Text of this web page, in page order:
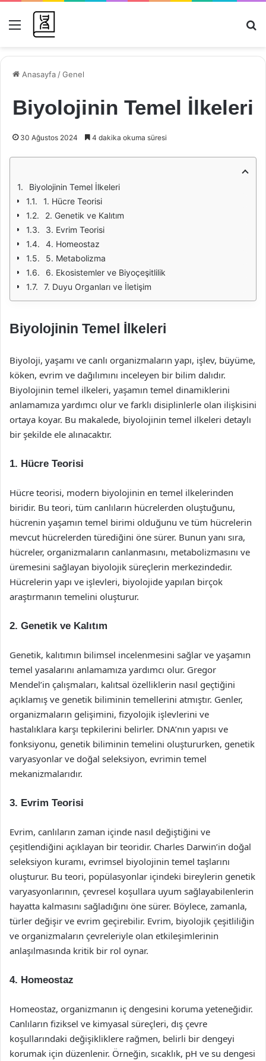
Menü
Anasayfa /Genel
Biyolojinin Temel İlkeleri
30 Ağustos 2024 4 dakika okuma süresi
Biyolojinin Temel İlkeleri
1. Hücre Teorisi
2. Genetik ve Kalıtım
3. Evrim Teorisi
4. Homeostaz
5. Metabolizma
6. Ekosistemler ve Biyoçeşitlilik
7. Duyu Organları ve İletişim
Biyolojinin Temel İlkeleri
Biyoloji, yaşamı ve canlı organizmaların yapı, işlev, büyüme,
köken, evrim ve dağılımını inceleyen bir bilim dalıdır.
Biyolojinin temel ilkeleri, yaşamın temel dinamiklerini
anlamamıza yardımcı olur ve farklı disiplinlerle olan ilişkisini
ortaya koyar. Bu makalede, biyolojinin temel ilkeleri detaylı
bir şekilde ele alınacaktır.
1. Hücre Teorisi
Hücre teorisi, modern biyolojinin en temel ilkelerinden
biridir. Bu teori, tüm canlıların hücrelerden oluştuğunu,
hücrenin yaşamın temel birimi olduğunu ve tüm hücrelerin
mevcut hücrelerden türediğini öne sürer. Bunun yanı sıra,
hücreler, organizmaların canlanmasını, metabolizmasını ve
üremesini sağlayan biyolojik süreçlerin merkezindedir.
Hücrelerin yapı ve işlevleri, biyolojide yapılan birçok
araştırmanın temelini oluşturur.
2. Genetik ve Kalıtım
Genetik, kalıtımın bilimsel incelenmesini sağlar ve yaşamın
temel yasalarını anlamamıza yardımcı olur. Gregor
Mendel’in çalışmaları, kalıtsal özelliklerin nasıl geçtiğini
açıklamış ve genetik biliminin temellerini atmıştır. Genler,
organizmaların gelişimini, fizyolojik işlevlerini ve
hastalıklara karşı tepkilerini belirler. DNA’nın yapısı ve
fonksiyonu, genetik biliminin temelini oluştururken, genetik
varyasyonlar ve doğal seleksiyon, evrimin temel
mekanizmalarıdır.
3. Evrim Teorisi
Evrim, canlıların zaman içinde nasıl değiştiğini ve
çeşitlendiğini açıklayan bir teoridir. Charles Darwin’in doğal
seleksiyon kuramı, evrimsel biyolojinin temel taşlarını
oluşturur. Bu teori, popülasyonlar içindeki bireylerin genetik
varyasyonlarının, çevresel koşullara uyum sağlayabilenlerin
hayatta kalmasını sağladığını öne sürer. Böylece, zamanla,
türler değişir ve evrim geçirebilir. Evrim, biyolojik çeşitliliğin
ve organizmaların çevreleriyle olan etkileşimlerinin
anlaşılmasında kritik bir rol oynar.
4. Homeostaz
Homeostaz, organizmanın iç dengesini koruma yeteneğidir.
Canlıların fiziksel ve kimyasal süreçleri, dış çevre
koşullarındaki değişikliklere rağmen, belirli bir dengeyi
korumak için düzenlenir. Örneğin, sıcaklık, pH ve su dengesi